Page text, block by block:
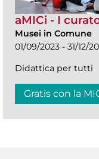
aMICi - I
Musei in Comune
01/09/2023 - 31/12/
Didattica per tutti
Gratis con la